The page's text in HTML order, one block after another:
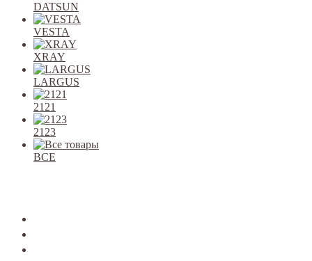
DATSUN
VESTA
XRAY
LARGUS
2121
2123
ВСЕ